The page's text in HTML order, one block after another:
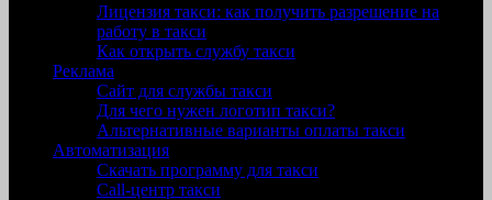
Лицензия такси: как получить разрешение на
работу в такси
Как открыть службу такси
Реклама
Сайт для службы такси
Для чего нужен логотип такси?
Альтернативные варианты оплаты такси
Автоматизация
Скачать программу для такси
Call-центр такси